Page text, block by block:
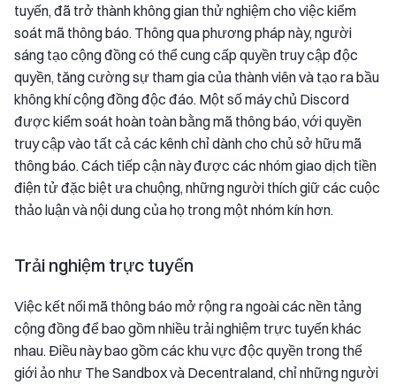
tuyến, đã trở thành không gian thử nghiệm cho việc kiểm
soát mã thông báo. Thông qua phương pháp này, người
sáng tạo cộng đồng có thể cung cấp quyền truy cập độc
quyền, tăng cường sự tham gia của thành viên và tạo ra bầu
không khí cộng đồng độc đáo. Một số máy chủ Discord
được kiểm soát hoàn toàn bằng mã thông báo, với quyền
truy cập vào tất cả các kênh chỉ dành cho chủ sở hữu mã
thông báo. Cách tiếp cận này được các nhóm giao dịch tiền
điện tử đặc biệt ưa chuộng, những người thích giữ các cuộc
thảo luận và nội dung của họ trong một nhóm kín hơn.
Trải nghiệm trực tuyến
Việc kết nối mã thông báo mở rộng ra ngoài các nền tảng
cộng đồng để bao gồm nhiều trải nghiệm trực tuyến khác
nhau. Điều này bao gồm các khu vực độc quyền trong thế
giới ảo như The Sandbox và Decentraland, chỉ những người